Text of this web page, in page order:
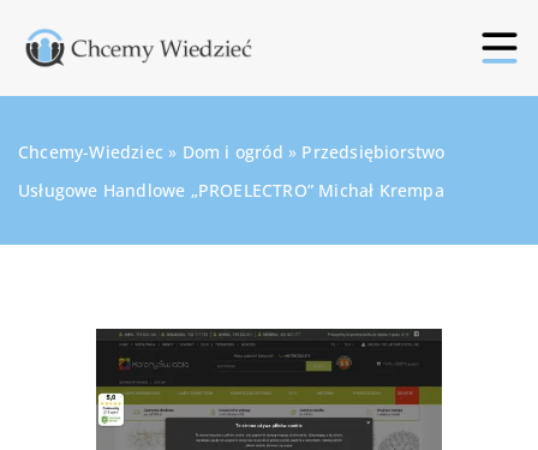
Chcemy-Wiedziec » Dom i ogród » Przedsiębiorstwo
Usługowe Handlowe „PROELECTRO” Michał Krempa